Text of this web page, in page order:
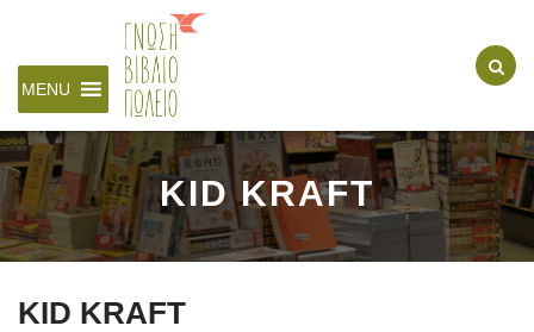
MENU
KID KRAFT
KID KRAFT